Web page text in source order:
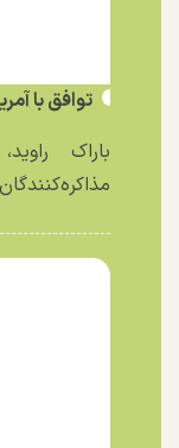
توافق با
باراک